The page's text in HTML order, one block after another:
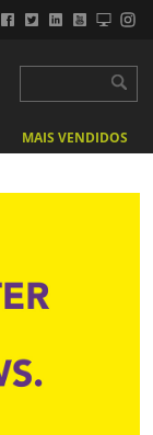
MAIS VENDIDOS